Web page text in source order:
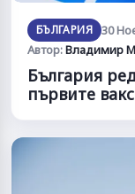
БЪЛГАРИЯ 30
Автор:Владимир
България
първите